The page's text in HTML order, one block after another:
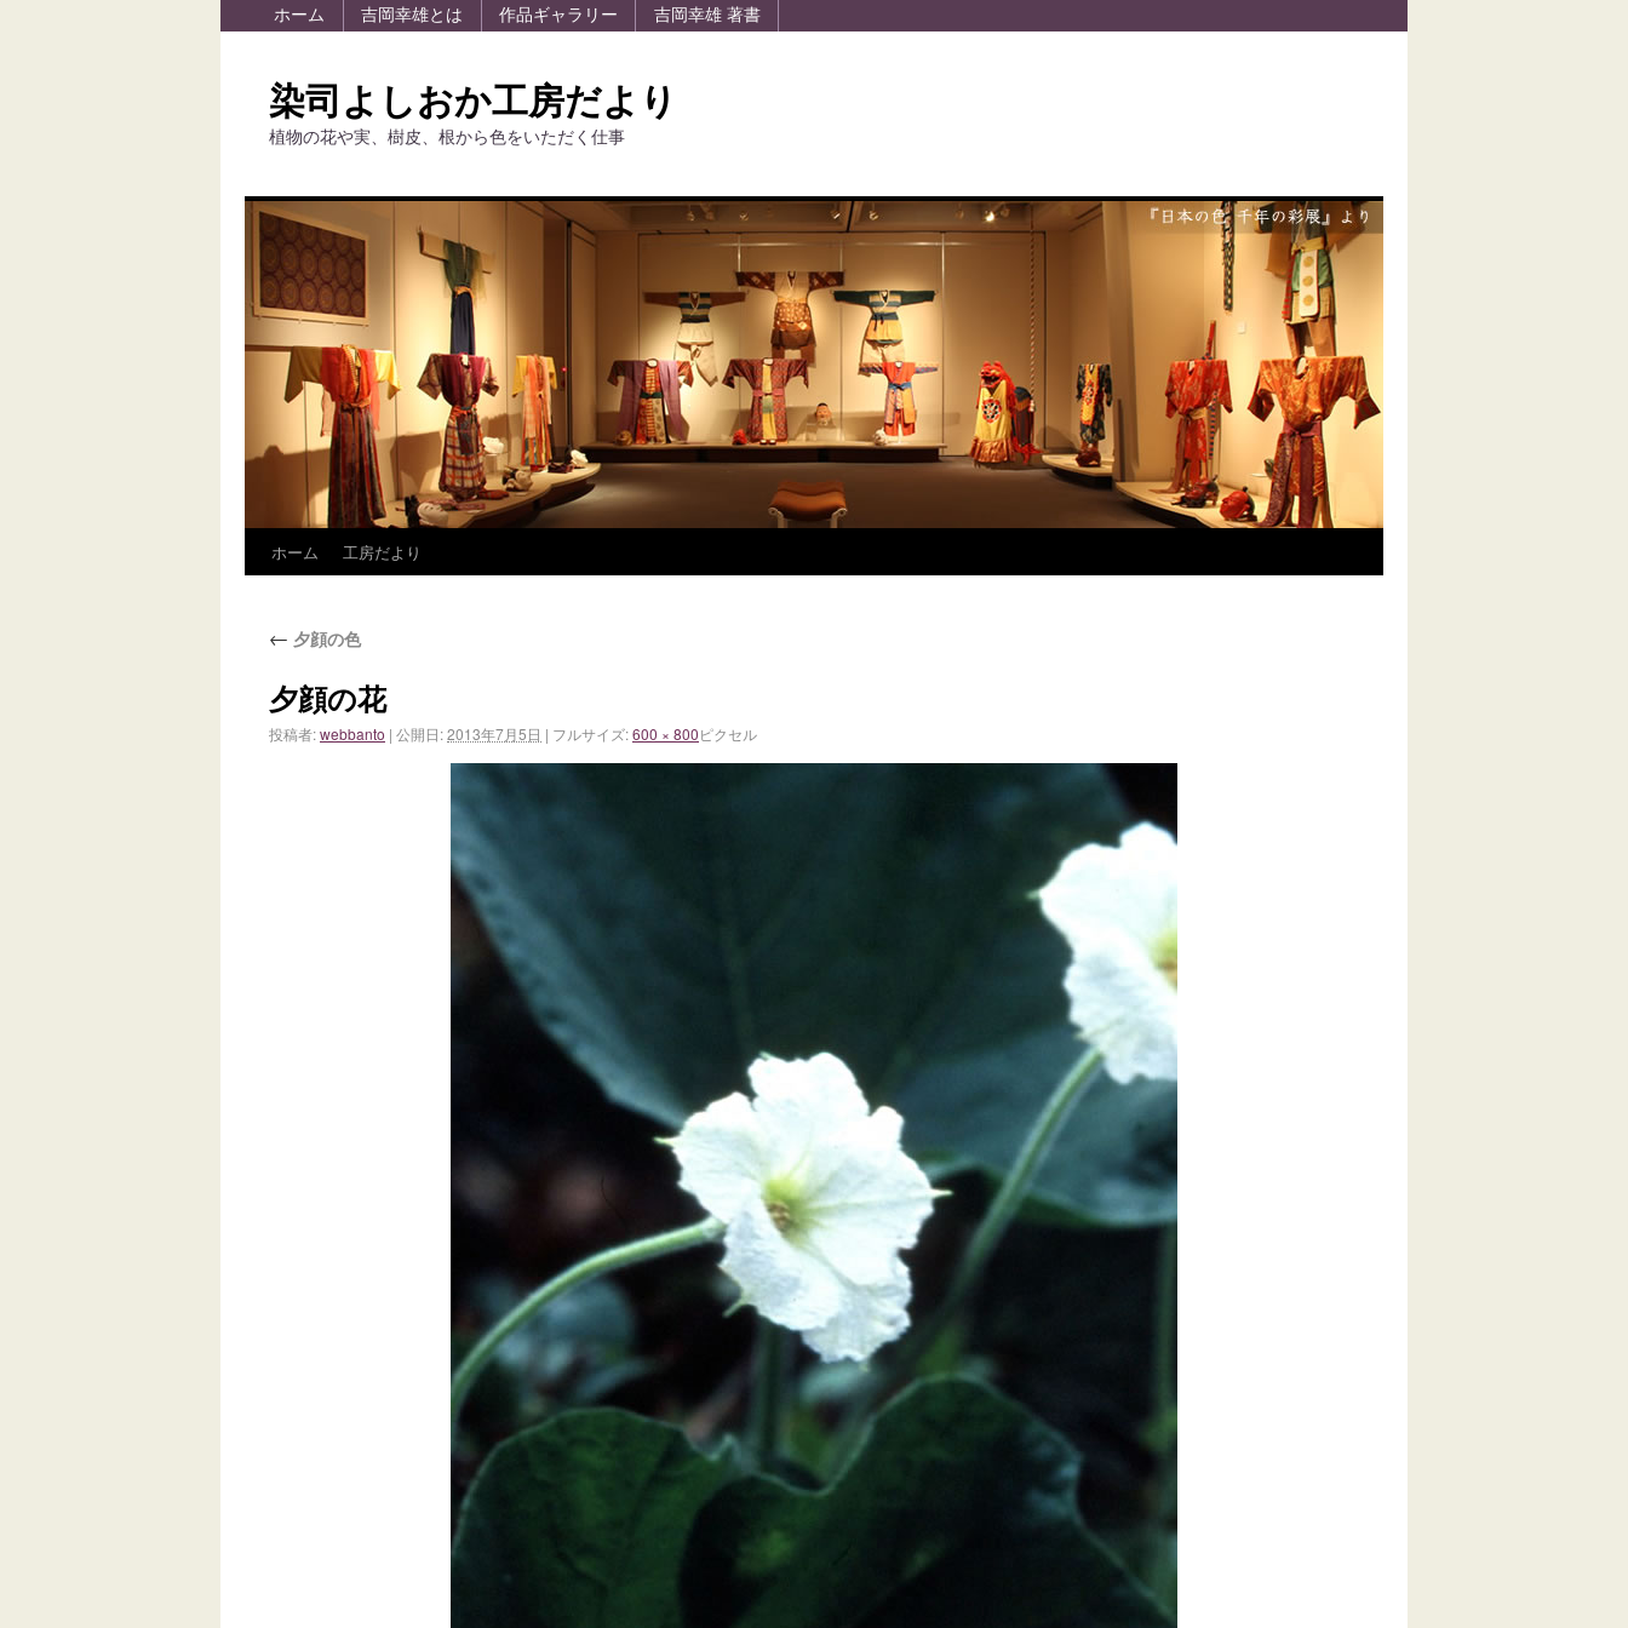
ホーム 吉岡幸雄とは 作品ギャラリー 吉岡幸雄 著書
染司よしおか工房だより
植物の花や実、樹皮、根から色をいただく仕事
ホーム 工房だより
← 夕顔の色
夕顔の花
投稿者:webbanto | 公開日:2013年7月5日 | フルサイズ:600 × 800ピクセル